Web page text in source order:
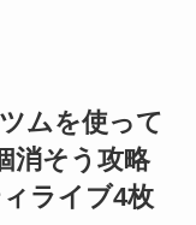
ムを使って
消そう攻略
ライブ4枚